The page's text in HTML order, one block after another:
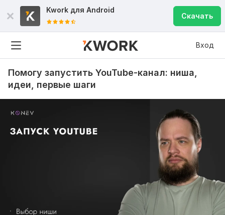
Kwork для Android
Скачать
Вход
Помогу запустить YouTube-канал: ниша,
идеи, первые шаги